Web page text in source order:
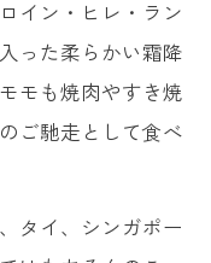
ティスリー ル・フカサク』
イン・ヒレ・ラン
った柔らかい霜降
モも焼肉やすき焼
ご馳走として食べ
タイ、シンガポー